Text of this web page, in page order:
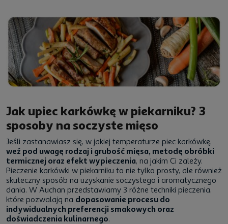
Jak upiec karkówkę w piekarniku? 3
sposoby na soczyste mięso
Jeśli zastanawiasz się, w jakiej temperaturze piec karkówkę,
weź pod uwagę rodzaj i grubość mięsa, metodę obróbki
termicznej oraz efekt wypieczenia, na jakim Ci zależy.
Pieczenie karkówki w piekarniku to nie tylko prosty, ale również
skuteczny sposób na uzyskanie soczystego i aromatycznego
dania. W Auchan przedstawiamy 3 różne techniki pieczenia,
które pozwalają na dopasowanie procesu do
indywidualnych preferencji smakowych oraz
doświadczenia kulinarnego.